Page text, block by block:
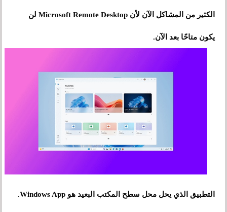
الكثير من المشاكل الآن لأن Microsoft Remote Desktop لن
يكون متاحًا بعد الآن.
التطبيق الذي يحل محل سطح المكتب البعيد هو Windows App.